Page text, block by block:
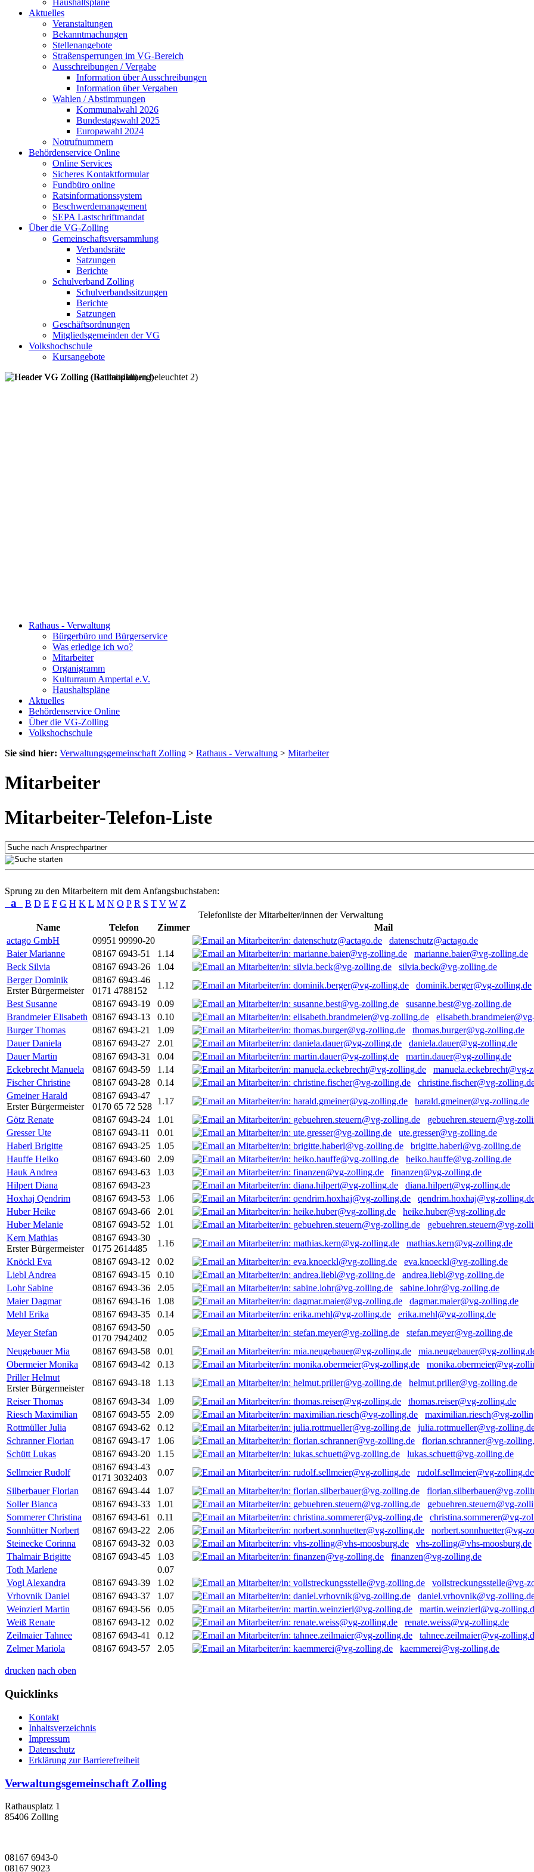
Haushaltspläne
Aktuelles
Veranstaltungen
Bekanntmachungen
Stellenangebote
Straßensperrungen im VG-Bereich
Ausschreibungen / Vergabe
Information über Ausschreibungen
Information über Vergaben
Wahlen / Abstimmungen
Kommunalwahl 2026
Bundestagswahl 2025
Europawahl 2024
Notrufnummern
Behördenservice Online
Online Services
Sicheres Kontaktformular
Fundbüro online
Ratsinformationssystem
Beschwerdemanagement
SEPA Lastschriftmandat
Über die VG-Zolling
Gemeinschaftsversammlung
Verbandsräte
Satzungen
Berichte
Schulverband Zolling
Schulverbandssitzungen
Berichte
Satzungen
Geschäftsordnungen
Mitgliedsgemeinden der VG
Volkshochschule
Kursangebote
Rathaus - Verwaltung
Bürgerbüro und Bürgerservice
Was erledige ich wo?
Mitarbeiter
Organigramm
Kulturraum Ampertal e.V.
Haushaltspläne
Aktuelles
Behördenservice Online
Über die VG-Zolling
Volkshochschule
Sie sind hier: Verwaltungsgemeinschaft Zolling > Rathaus - Verwaltung > Mitarbeiter
Mitarbeiter
Mitarbeiter-Telefon-Liste
Sprung zu den Mitarbeitern mit dem Anfangsbuchstaben:
a B D E F G H K L M N O P R S T V W Z
Telefonliste der Mitarbeiter/innen der Verwaltung
Name
Telefon Zimmer
Mail
actago GmbH
09951 99990-20
datenschutz@actago.de
Baier Marianne
08167 6943-51 1.14
marianne.baier@vg-zolling.de
Beck Silvia
08167 6943-26 1.04
silvia.beck@vg-zolling.de
Berger Dominik
Erster Bürgermeister
08167 6943-46
0171 4788152
1.12
dominik.berger@vg-zolling.de
Best Susanne
08167 6943-19 0.09
susanne.best@vg-zolling.de
Brandmeier Elisabeth 08167 6943-13 0.10
Burger Thomas
08167 6943-21 1.09
thomas.burger@vg-zolling.de
Dauer Daniela
08167 6943-27 2.01
daniela.dauer@vg-zolling.de
Dauer Martin
08167 6943-31 0.04
martin.dauer@vg-zolling.de
Eckebrecht Manuela
08167 6943-59 1.14
manuela.eckebrecht@vg-
Fischer Christine
08167 6943-28 0.14
christine.fischer@vg-
Gmeiner Harald
Erster Bürgermeister
08167 6943-47
0170 65 72 528
1.17
harald.gmeiner@vg-zolling.de
Götz Renate
08167 6943-24 1.01
gebuehren.steuern@vg-
Gresser Ute
08167 6943-11 0.01
ute.gresser@vg-zolling.de
Haberl Brigitte
08167 6943-25 1.05
brigitte.haberl@vg-zolling.de
Hauffe Heiko
08167 6943-60 2.09
heiko.hauffe@vg-zolling.de
Hauk Andrea
08167 6943-63 1.03
finanzen@vg-zolling.de
Hilpert Diana
08167 6943-23
diana.hilpert@vg-zolling.de
Hoxhaj Qendrim
08167 6943-53 1.06
qendrim.hoxhaj@vg-
Huber Heike
08167 6943-66 2.01
heike.huber@vg-zolling.de
Huber Melanie
08167 6943-52 1.01
gebuehren.steuern@vg-
Kern Mathias
Erster Bürgermeister
08167 6943-30
0175 2614485
1.16
mathias.kern@vg-zolling.de
Knöckl Eva
08167 6943-12 0.02
eva.knoeckl@vg-zolling.de
Liebl Andrea
08167 6943-15 0.10
andrea.liebl@vg-zolling.de
Lohr Sabine
08167 6943-36 2.05
sabine.lohr@vg-zolling.de
Maier Dagmar
08167 6943-16 1.08
dagmar.maier@vg-zolling.de
Mehl Erika
08167 6943-35 0.14
erika.mehl@vg-zolling.de
Meyer Stefan
08167 6943-50
0170 7942402
0.05
stefan.meyer@vg-zolling.de
Neugebauer Mia
08167 6943-58 0.01
mia.neugebauer@vg-
Obermeier Monika
08167 6943-42 0.13
monika.obermeier@vg-
Priller Helmut
Erster Bürgermeister
08167 6943-18 1.13
helmut.priller@vg-zolling.de
Reiser Thomas
08167 6943-34 1.09
thomas.reiser@vg-zolling.de
Riesch Maximilian
08167 6943-55 2.09
maximilian.riesch@vg-
Rottmüller Julia
08167 6943-62 0.12
julia.rottmueller@vg-
Schranner Florian
08167 6943-17 1.06
florian.schranner@vg-
Schütt Lukas
08167 6943-20 1.15
lukas.schuett@vg-zolling.de
Sellmeier Rudolf
08167 6943-43
0171 3032403
0.07
rudolf.sellmeier@vg-zolling.de
Silberbauer Florian
08167 6943-44 1.07
florian.silberbauer@vg-
Soller Bianca
08167 6943-33 1.01
gebuehren.steuern@vg-
Sommerer Christina
08167 6943-61 0.11
christina.sommerer@vg-
Sonnhütter Norbert
08167 6943-22 2.06
norbert.sonnhuetter@vg-
Steinecke Corinna
08167 6943-32 0.03
vhs-zolling@vhs-moosburg.de
Thalmair Brigitte
08167 6943-45 1.03
finanzen@vg-zolling.de
Toth Marlene
0.07
Vogl Alexandra
08167 6943-39 1.02
vollstreckungsstelle@vg-
Vrhovnik Daniel
08167 6943-37 1.07
daniel.vrhovnik@vg-
Weinzierl Martin
08167 6943-56 0.05
martin.weinzierl@vg-
Weiß Renate
08167 6943-12 0.02
renate.weiss@vg-zolling.de
Zeilmaier Tahnee
08167 6943-41 0.12
tahnee.zeilmaier@vg-
Zelmer Mariola
08167 6943-57 2.05 kaemmerei@vg-zolling.de
drucken nach oben
Quicklinks
Kontakt
Inhaltsverzeichnis
Impressum
Datenschutz
Erklärung zur Barrierefreiheit
Verwaltungsgemeinschaft Zolling
Rathausplatz 1
85406 Zolling
08167 6943-0
08167 9023